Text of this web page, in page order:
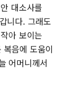
대소사를
니다. 그래도
아 보이는
음에 도움이
어머니께서